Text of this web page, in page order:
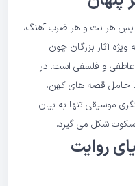
پسِ هر نت و هر ضرب آهنگ،
آثار بزرگان چون
عاطفی و فلسفی است. در
حامل قصه های کهن،
موسیقی تنها به بیان
شکل می گیرد.
روایت